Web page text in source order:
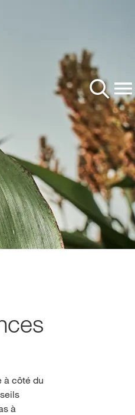
Betterave sucrière
Sorgho
Qui sommes-nous
Media
à côté du
à